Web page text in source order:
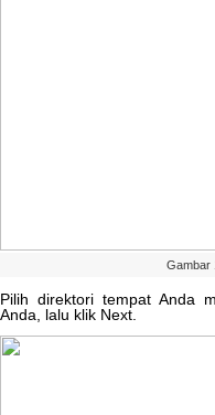
Gambar
Pilih direktori tempat Anda
Anda
lalu klik Next